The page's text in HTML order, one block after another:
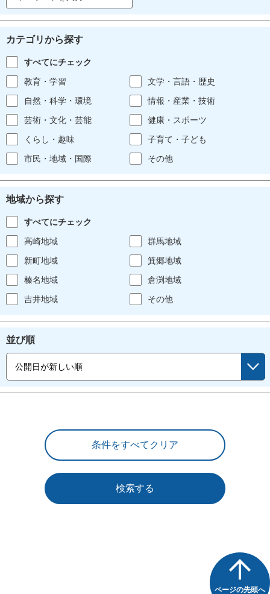
カテゴリから探す
すべてにチェック
教育・学習
文学・言語・歴史
自然・科学・環境
情報・産業・技術
芸術・文化・芸能
健康・スポーツ
くらし・趣味
子育て・子ども
市民・地域・国際
その他
地域から探す
すべてにチェック
高崎地域
群馬地域
新町地域
箕郷地域
榛名地域
倉渕地域
吉井地域
その他
並び順
検索する
ページの先頭へ